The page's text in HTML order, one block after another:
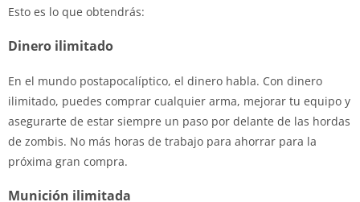
Esto es lo que obtendrás:
Dinero ilimitado
En el mundo postapocalíptico, el dinero habla. Con dinero
ilimitado, puedes comprar cualquier arma, mejorar tu equipo y
asegurarte de estar siempre un paso por delante de las hordas
de zombis. No más horas de trabajo para ahorrar para la
próxima gran compra.
Munición ilimitada